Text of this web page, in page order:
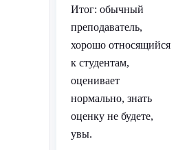
Итог: обычный
преподаватель,
хорошо относящийся
к студентам,
оценивает
нормально, знать
оценку не будете,
увы.